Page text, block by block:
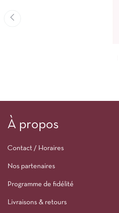
À propos
Contact / Horaires
Nos partenaires
Programme de fidélité
Livraisons & retours